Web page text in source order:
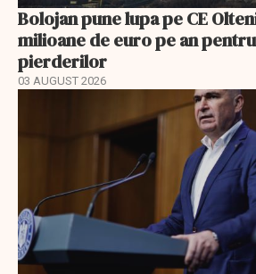
Bolojan pune lupa pe CE
milioane de euro pe an
pierderilor
03 AUGUST 2026